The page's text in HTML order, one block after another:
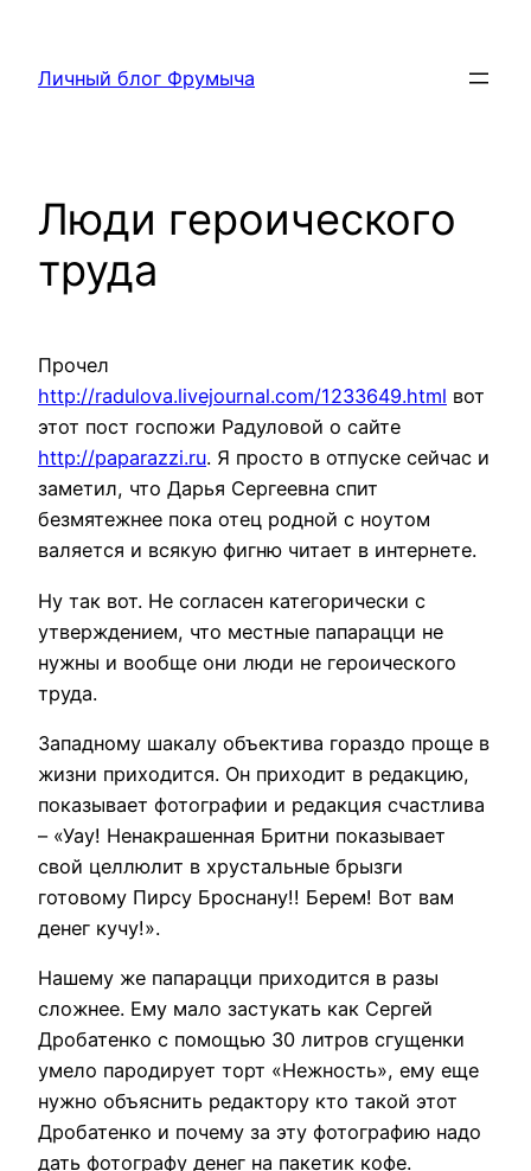
содержимому
Личный блог Фрумыча
Люди героического
труда
Прочел
http://radulova.livejournal.com/1233649.html вот
этот пост госпожи Радуловой о сайте
http://paparazzi.ru. Я просто в отпуске сейчас и
заметил, что Дарья Сергеевна спит
безмятежнее пока отец родной с ноутом
валяется и всякую фигню читает в интернете.
Ну так вот. Не согласен категорически с
утверждением, что местные папарацци не
нужны и вообще они люди не героического
труда.
Западному шакалу объектива гораздо проще в
жизни приходится. Он приходит в редакцию,
показывает фотографии и редакция счастлива
– «Уау! Ненакрашенная Бритни показывает
свой целлюлит в хрустальные брызги
готовому Пирсу Броснану!! Берем! Вот вам
денег кучу!».
Нашему же папарацци приходится в разы
сложнее. Ему мало застукать как Сергей
Дробатенко с помощью 30 литров сгущенки
умело пародирует торт «Нежность», ему еще
нужно объяснить редактору кто такой этот
Дробатенко и почему за эту фотографию надо
дать фотографу денег на пакетик кофе.